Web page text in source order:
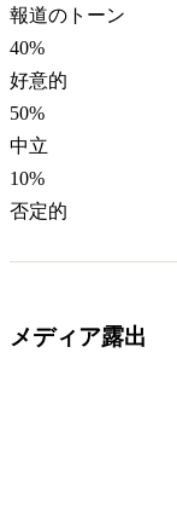
報道のトーン
40%
好意的
50%
中立
10%
否定的
メディア露出